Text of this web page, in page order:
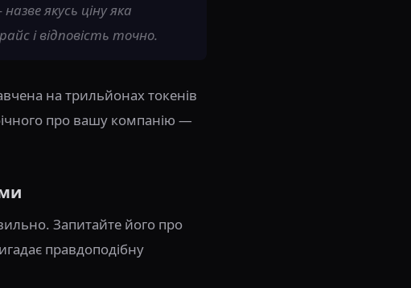
якусь ціну яка
і відповість точно.
на трильйонах токенів
про вашу компанію —
Запитайте його про
правдоподібну